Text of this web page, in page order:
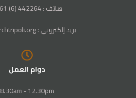
هاتف : 442264 (6) 961+
بريد إلكتروني : info@archtripoli.org
دوام العمل
8.30am - 12.30pm